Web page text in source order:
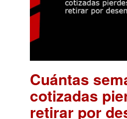
Cuántas
cotizadas
retirar por